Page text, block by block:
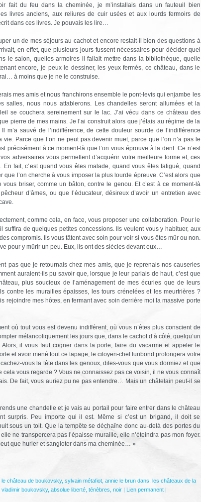
fait du feu dans la cheminée, je m’installais dans un fauteuil bien
livres anciens, aux reliures de cuir usées et aux lourds fermoirs de
dans ces livres. Je pouvais les lire…
un de mes séjours au cachot et encore restait-il bien des questions à
en effet, que plusieurs jours fussent nécessaires pour décider quel
le salon, quelles armoires il fallait mettre dans la bibliothèque, quelle
encore, je peux le dessiner, les yeux fermés, ce château, dans le
à moins que je ne le construise.
mes amis et nous franchirons ensemble le pont-levis qui enjambe les
salles, nous nous attablerons. Les chandelles seront allumées et la
se couchera sereinement sur le lac. J’ai vécu dans ce château des
pierre de mes mains. Je l’ai construit alors que j’étais au régime de la
m’a sauvé de l’indifférence, de cette douleur sourde de l’indifférence
vie. Parce que l’on ne peut pas devenir muet, parce que l’on n’a pas le
précisément à ce moment-là que l’on vous éprouve à la dent. Ce n’est
adversaires vous permettent d’acquérir votre meilleure forme et, ces
fait, c’est quand vous êtes malade, quand vous êtes fatigué, quand
que l’on cherche à vous imposer la plus lourde épreuve. C’est alors que
vous briser, comme un bâton, contre le genou. Et c’est à ce moment-là
d’âmes, ou que l’éducateur, désireux d’avoir un entretien avec
comme cela, en face, vous proposer une collaboration. Pour le
suffira de quelques petites concessions. Ils veulent vous y habituer, aux
compromis. Ils vous tâtent avec soin pour voir si vous êtes mûr ou non.
pour y mûrir un peu. Eux, ils ont des siècles devant eux…
que je retournais chez mes amis, que je reprenais nos causeries
auraient-ils pu savoir que, lorsque je leur parlais de haut, c’est que
plus soucieux de l’aménagement de mes écuries que de leurs
contre les murailles épaisses, les tours crénelées et les meurtrières ?
rejoindre mes hôtes, en fermant avec soin derrière moi la massive porte
tout vous est devenu indifférent, où vous n’êtes plus conscient de
mélancoliquement les jours que, dans le cachot d’à côté, quelqu’un
Alors, il vous faut cogner dans la porte, faire du vacarme et appeler le
et avoir mené tout ce tapage, le citoyen-chef furibond prolongera votre
vous la tête dans les genoux, dites-vous que vous dormiez et que
cela vous regarde ? Vous ne connaissez pas ce voisin, il ne vous connaît
De fait, vous auriez pu ne pas entendre… Mais un châtelain peut-il se
une chandelle et je vais au portail pour faire entrer dans le château
surpris. Peu importe qui il est. Même si c’est un brigand, il doit se
sous un toit. Que la tempête se déchaîne donc au-delà des portes du
ne transpercera pas l’épaisse muraille, elle n’éteindra pas mon foyer.
que hurler et sangloter dans ma cheminée… »
le château de boukovsky, sylvain métafiot, annie le brun dans les châteaux de la
vladimir boukovsky, absolue liberté, ténèbres noir| Lien permanent|